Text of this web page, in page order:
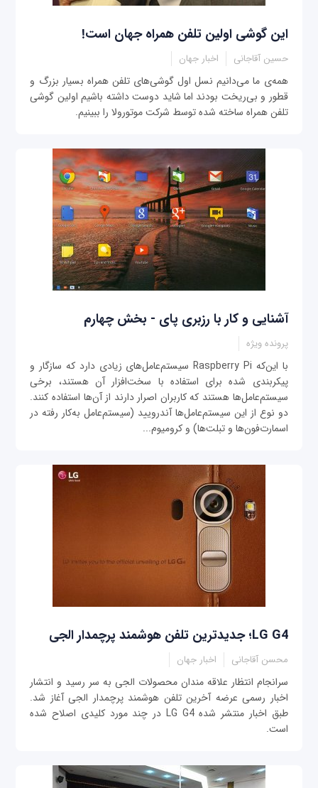
این گوشی اولین تلفن همراه جهان است!
حسین آقاجانی اخبار جهان
همه‌ی ما می‌دانیم نسل اول گوشی‌های تلفن همراه بسیار بزرگ و
قطور و بی‌ریخت بودند اما شاید دوست داشته باشیم اولین گوشی
تلفن همراه ساخته شده توسط شرکت موتورولا را ببینیم.
آشنایی و کار با رزبری پای - بخش چهارم
پرونده ویژه
با این‌که Raspberry Pi سیستم‌عامل‌های زیادی دارد که سازگار و
پیکربندی شده برای استفاده با سخت‌افزار آن هستند، برخی
سیستم‌عامل‌ها هستند که کاربران اصرار دارند از آن‌ها استفاده کنند.
دو نوع از این سیستم‌عامل‌ها آندرویید (سیستم‌عامل به‌کار رفته در
اسمارت‌فون‌ها و تبلت‌ها) و کرومیوم...
LG G4؛ جدیدترین تلفن هوشمند پرچمدار ال‎جی
محسن آقاجانی اخبار جهان
سرانجام انتظار علاقه مندان محصولات ال‎جی به سر رسید و انتشار
اخبار رسمی‎ عرضه آخرین تلفن هوشمند پرچمدار ال‎جی آغاز شد.
طبق اخبار منتشر شده LG G4 در چند مورد کلیدی اصلاح شده
است.